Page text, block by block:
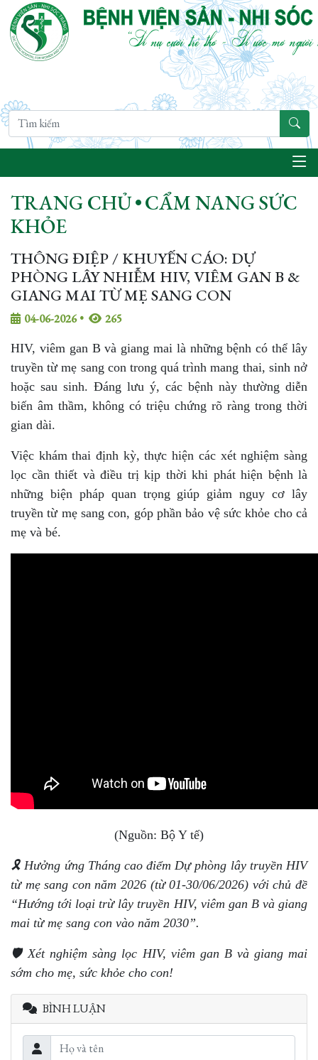
TRANG CHỦ•CẨM NANG SỨC
KHỎE
THÔNG ĐIỆP / KHUYẾN CÁO: DỰ
PHÒNG LÂY NHIỄM HIV, VIÊM GAN B &
GIANG MAI TỪ MẸ SANG CON
04-06-2026 • 265
HIV, viêm gan B và giang mai là những bệnh có thể lây
truyền từ mẹ sang con trong quá trình mang thai, sinh nở
hoặc sau sinh. Đáng lưu ý, các bệnh này thường diễn
biến âm thầm, không có triệu chứng rõ ràng trong thời
gian dài.
Việc khám thai định kỳ, thực hiện các xét nghiệm sàng
lọc cần thiết và điều trị kịp thời khi phát hiện bệnh là
những biện pháp quan trọng giúp giảm nguy cơ lây
truyền từ mẹ sang con, góp phần bảo vệ sức khỏe cho cả
mẹ và bé.
(Nguồn: Bộ Y tế)
🎗️ Hưởng ứng Tháng cao điểm Dự phòng lây truyền HIV
từ mẹ sang con năm 2026 (từ 01-30/06/2026) với chủ đề
“Hướng tới loại trừ lây truyền HIV, viêm gan B và giang
mai từ mẹ sang con vào năm 2030”.
🛡️ Xét nghiệm sàng lọc HIV, viêm gan B và giang mai
sớm cho mẹ, sức khỏe cho con!
BÌNH LUẬN